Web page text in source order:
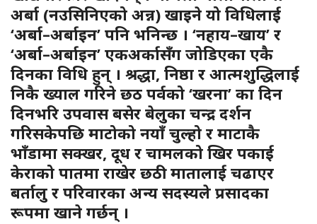
अर्बा (नउसिनिएको अन्न) खाइने यो विधिलाई
‘अर्बा–अर्बाइन’ पनि भनिन्छ । ‘नहाय–खाय’ र
‘अर्बा–अर्बाइन’ एकअर्कासँग जोडिएका एकै
दिनका विधि हुन् । श्रद्धा, निष्ठा र आत्मशुद्धिलाई
निकै ख्याल गरिने छठ पर्वको ‘खरना’ का दिन
दिनभरि उपवास बसेर बेलुका चन्द्र दर्शन
गरिसकेपछि माटोको नयाँ चुल्हो र माटाकै
भाँडामा सक्खर, दूध र चामलको खिर पकाई
केराको पातमा राखेर छठी मातालाई चढाएर
बर्तालु र परिवारका अन्य सदस्यले प्रसादका
रूपमा खाने गर्छन् ।